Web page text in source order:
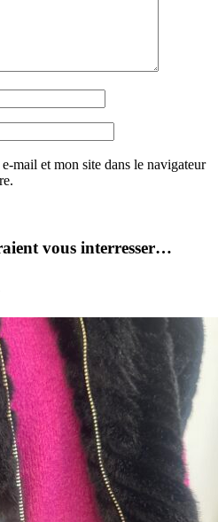
mail et mon site dans le navigateur
vous interresser…